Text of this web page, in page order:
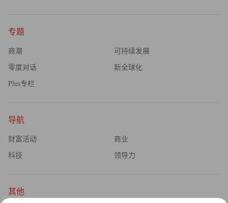
专题
商潮 可持续发展
零度对话 新全球化
Plus专栏
导航
财富活动 商业
科技 领导力
其他